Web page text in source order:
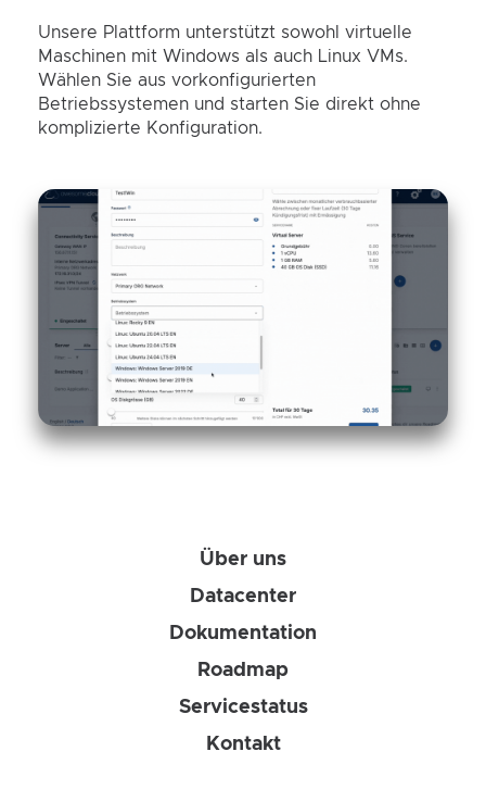
Unsere Plattform unterstützt sowohl virtuelle
Maschinen mit Windows als auch Linux VMs.
Wählen Sie aus vorkonfigurierten
Betriebssystemen und starten Sie direkt ohne
komplizierte Konfiguration.
Über uns
Datacenter
Dokumentation
Roadmap
Servicestatus
Kontakt